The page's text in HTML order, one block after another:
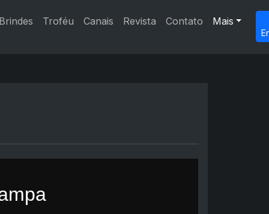
Troféu Canais Revista Contato Mais